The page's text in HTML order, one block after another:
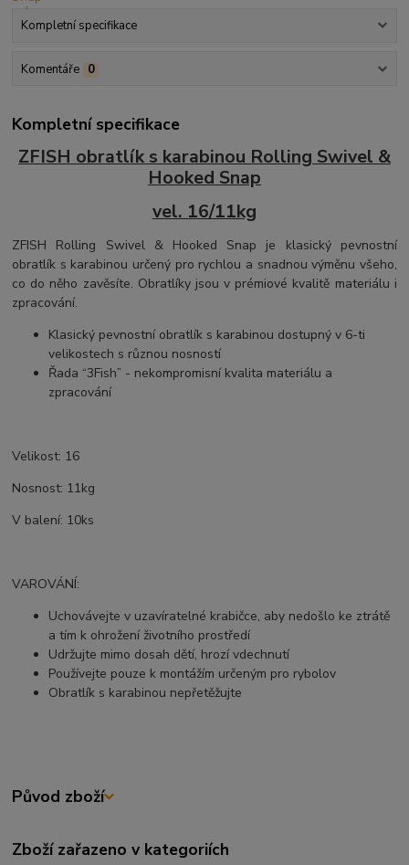
Kompletní specifikace
Komentáře 0
Kompletní specifikace
ZFISH obratlík s karabinou Rolling Swivel &
Hooked Snap
vel. 16/11kg
ZFISH Rolling Swivel & Hooked Snap je klasický pevnostní
obratlík s karabinou určený pro rychlou a snadnou výměnu všeho,
co do něho zavěsíte. Obratlíky jsou v prémiové kvalitě materiálu i
zpracování.
Klasický pevnostní obratlík s karabinou dostupný v 6-ti
velikostech s různou nosností
Řada “3Fish” - nekompromisní kvalita materiálu a
zpracování
Velikost: 16
Nosnost: 11kg
V balení: 10ks
VAROVÁNÍ:
Uchovávejte v uzavíratelné krabičce, aby nedošlo ke ztrátě
a tím k ohrožení životního prostředí
Udržujte mimo dosah dětí, hrozí vdechnutí
Používejte pouze k montážím určeným pro rybolov
Obratlík s karabinou nepřetěžujte
Původ zboží
Zboží zařazeno v kategoriích